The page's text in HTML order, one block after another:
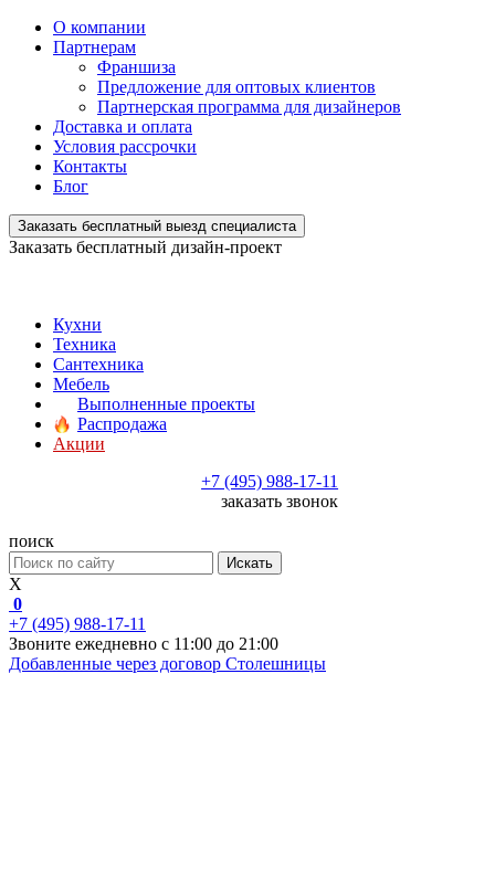
О компании
Партнерам
Франшиза
Предложение для оптовых клиентов
Партнерская программа для дизайнеров
Доставка и оплата
Условия рассрочки
Контакты
Блог
Заказать бесплатный выезд специалиста
Заказать бесплатный дизайн-проект
Кухни
Техника
Сантехника
Мебель
Выполненные проекты
Распродажа
Акции
+7 (495) 988-17-11
заказать звонок
поиск
Искать
X
0
+7 (495) 988-17-11
Звоните ежедневно с 11:00 до 21:00
Добавленные через договор Столешницы